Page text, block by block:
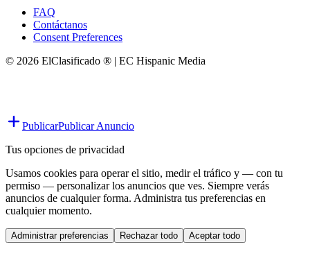
FAQ
Contáctanos
Consent Preferences
© 2026 ElClasificado ® | EC Hispanic Media
PublicarPublicar Anuncio
Tus opciones de privacidad
Usamos cookies para operar el sitio, medir el tráfico y — con tu
permiso — personalizar los anuncios que ves. Siempre verás
anuncios de cualquier forma. Administra tus preferencias en
cualquier momento.
Administrar preferencias Rechazar todo Aceptar todo